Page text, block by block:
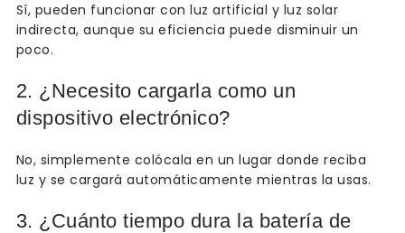
Sí, pueden funcionar con luz artificial y luz solar
indirecta, aunque su eficiencia puede disminuir un
poco.
2. ¿Necesito cargarla como un
dispositivo electrónico?
No, simplemente colócala en un lugar donde reciba
luz y se cargará automáticamente mientras la usas.
3. ¿Cuánto tiempo dura la batería de